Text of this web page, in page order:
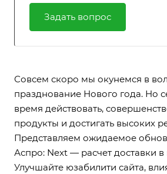
Задать вопрос
Совсем скоро мы окунемся в
празднование Нового года. Но
время действовать,
продукты и достигать высоких
Представляем ожидаемое
Аспро: Next — расчет доставки в
Улучшайте юзабилити сайта,